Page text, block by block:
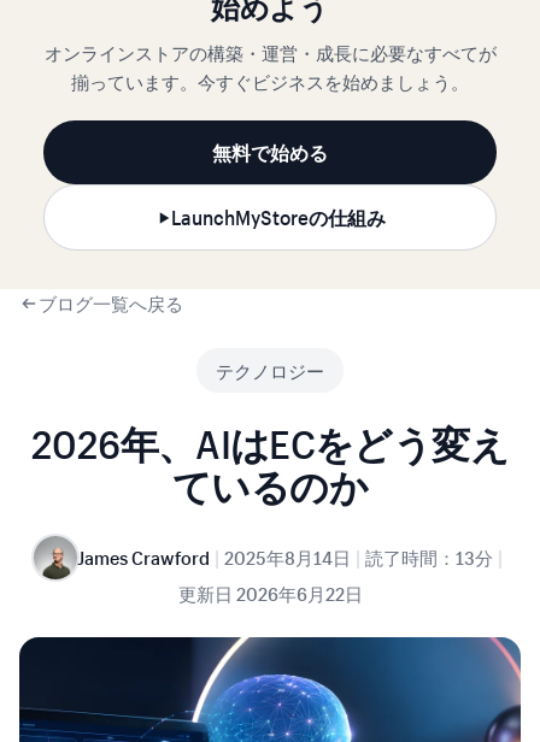
オンラインストアの構築・運営・成長に必要なすべてが
揃っています。今すぐビジネスを始めましょう。
無料で始める
LaunchMyStoreの仕組み
ブログ一覧へ戻る
テクノロジー
2026年、AIはECをどう変え
ているのか
James Crawford | 2025年8月14日 | 読了時間：13分 |
更新日 2026年6月22日